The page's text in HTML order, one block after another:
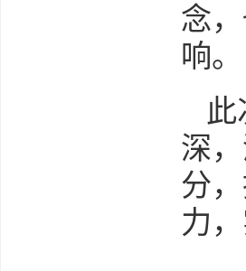
念
响。
深
分
力